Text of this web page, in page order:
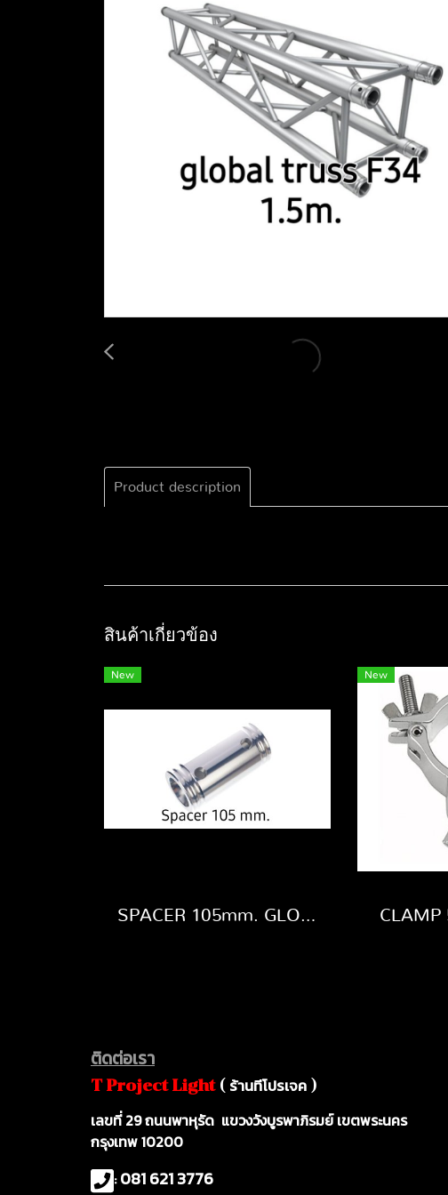
Product description
สินค้าเกี่ยวข้อง
New
SPACER 105mm. GLOBAL ตัวต่อทรัส
New
CLAMP
ติดต่อเรา
T Project Light ( ร้านทีโปรเจค )
เลขที่ 29 ถนนพาหุรัด แขวงวังบูรพาภิรมย์ เขตพระนคร
กรุงเทพ 10200
:081 621 3776